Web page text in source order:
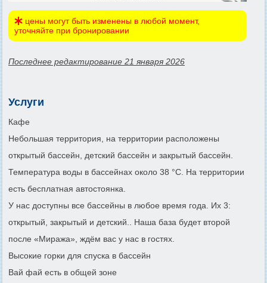
цены могут быть изменены в любой момент,
уточняйте при бронировании
Последнее редактирование 21 января 2026
Услуги
Кафе
Небольшая территория, на территории расположены
открытый бассейн, детский бассейн и закрытый бассейн.
Температура воды в бассейнах около 38 °С. На территории
есть бесплатная автостоянка.
У нас доступны все бассейны в любое время года. Их 3:
открытый, закрытый и детский.. Наша база будет второй
после «Миража», ждём вас у нас в гостях.
Высокие горки для спуска в бассейн
Вай фай есть в общей зоне